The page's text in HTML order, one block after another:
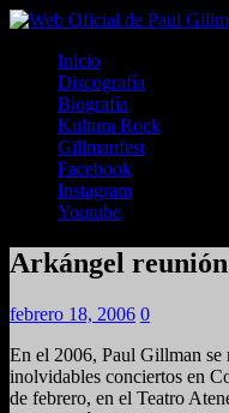
Inicio
Discografía
Biografía
Kultura Rock
Gillmanfest
Facebook
Instagram
Youtube
Arkángel
febrero 18, 2006 0
En el 2006, Paul Gillman se
inolvidables conciertos en
de febrero, en el Teatro